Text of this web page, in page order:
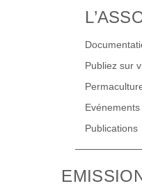
Publiez sur
Evénements
Publications